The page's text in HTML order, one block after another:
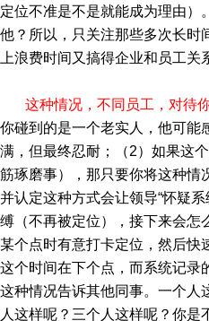
定位不准是不是就能成为理由）
他？所以，只关注那些多次长时
上浪费时间又搞得企业和员工关
这种情况，不同员工，对待
你碰到的是一个老实人，他可能
满，但最终忍耐；（2）如果这
筋琢磨事），那只要你将这种情
并认定这种方式会让领导“怀疑
缚（不再被定位），接下来会怎
某个点时有意打卡定位，然后快
这个时间在下个点，而系统记录
这种情况告诉其他同事。一个人
人这样呢？三个人这样呢？你是